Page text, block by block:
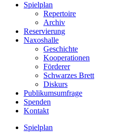
Spielplan
Repertoire
Archiv
Reservierung
Naxoshalle
Geschichte
Kooperationen
Förderer
Schwarzes Brett
Diskurs
Publikumsumfrage
Spenden
Kontakt
Spielplan